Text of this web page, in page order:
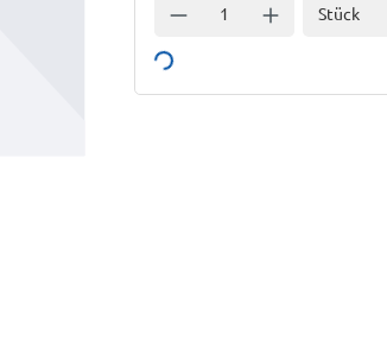
Anzahl verringernAnzahl erhöhen
Loading...